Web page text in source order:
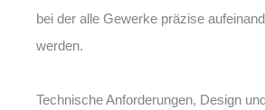
bei der alle Gewerke präzise
werden.
Technische Anforderungen, Design